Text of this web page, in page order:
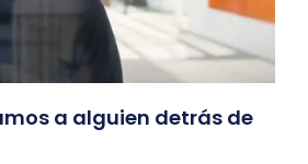
a alguien detrás de